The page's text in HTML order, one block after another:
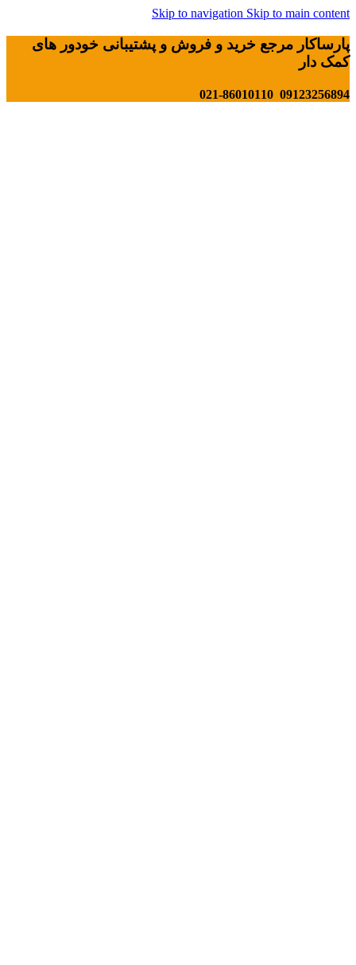
Skip to navigation Skip to main content
پارساکار مرجع خرید و فروش و پشتیبانی خودور های
کمک دار
09123256894 021-86010110